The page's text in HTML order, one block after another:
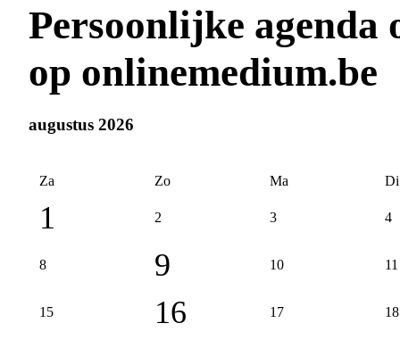
Persoonlijke agenda
op onlinemedium.be
augustus 2026
Za Zo Ma Di
1 2 3 4
8 9 10 11
15 16 17 18